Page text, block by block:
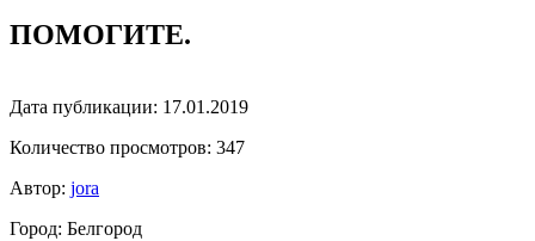
ПОМОГИТЕ.
Дата публикации: 17.01.2019
Количество просмотров: 347
Автор: jora
Город: Белгород